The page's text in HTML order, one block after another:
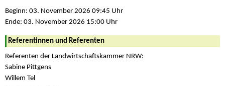
Beginn: 03. November 2026 09:45 Uhr
Ende: 03. November 2026 15:00 Uhr
Referentinnen und Referenten
Referenten der Landwirtschaftskammer NRW:
Sabine Pittgens
Willem Tel